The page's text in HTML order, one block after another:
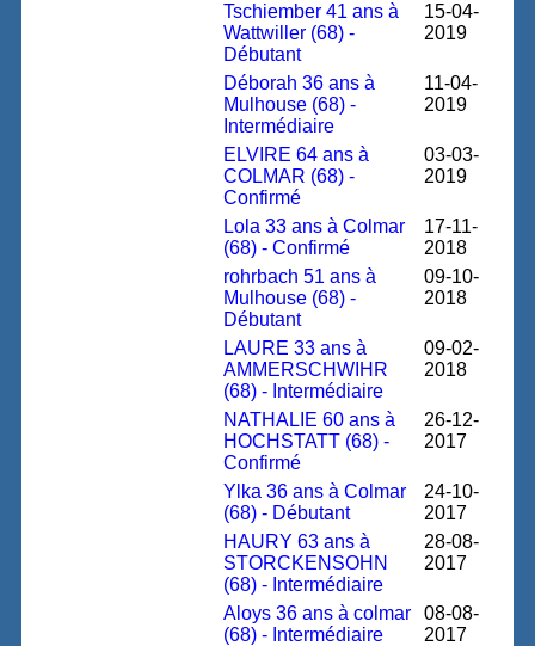
Tschiember 41 ans à
Wattwiller (68) -
Débutant
15-04-
2019
Déborah 36 ans à
Mulhouse (68) -
Intermédiaire
11-04-
2019
ELVIRE 64 ans à
COLMAR (68) -
Confirmé
03-03-
2019
Lola 33 ans à Colmar
(68) - Confirmé
17-11-
2018
rohrbach 51 ans à
Mulhouse (68) -
Débutant
09-10-
2018
LAURE 33 ans à
AMMERSCHWIHR
(68) - Intermédiaire
09-02-
2018
NATHALIE 60 ans à
HOCHSTATT (68) -
Confirmé
26-12-
2017
Ylka 36 ans à Colmar
(68) - Débutant
24-10-
2017
HAURY 63 ans à
STORCKENSOHN
(68) - Intermédiaire
28-08-
2017
Aloys 36 ans à colmar
(68) - Intermédiaire
08-08-
2017